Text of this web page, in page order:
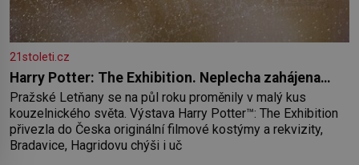
21stoleti.cz
Harry Potter: The Exhibition. Neplecha zahájena…
Pražské Letňany se na půl roku proměnily v malý kus
kouzelnického světa. Výstava Harry Potter™: The Exhibition
přivezla do Česka originální filmové kostýmy a rekvizity,
Bradavice, Hagridovu chýši i uč